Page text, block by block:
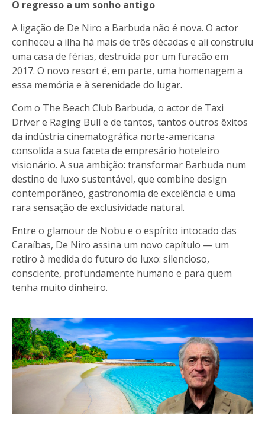
O regresso a um sonho antigo
A ligação de De Niro a Barbuda não é nova. O actor
conheceu a ilha há mais de três décadas e ali construiu
uma casa de férias, destruída por um furacão em
2017. O novo resort é, em parte, uma homenagem a
essa memória e à serenidade do lugar.
Com o The Beach Club Barbuda, o actor de Taxi
Driver e Raging Bull e de tantos, tantos outros êxitos
da indústria cinematográfica norte-americana
consolida a sua faceta de empresário hoteleiro
visionário. A sua ambição: transformar Barbuda num
destino de luxo sustentável, que combine design
contemporâneo, gastronomia de excelência e uma
rara sensação de exclusividade natural.
Entre o glamour de Nobu e o espírito intocado das
Caraíbas, De Niro assina um novo capítulo — um
retiro à medida do futuro do luxo: silencioso,
consciente, profundamente humano e para quem
tenha muito dinheiro.